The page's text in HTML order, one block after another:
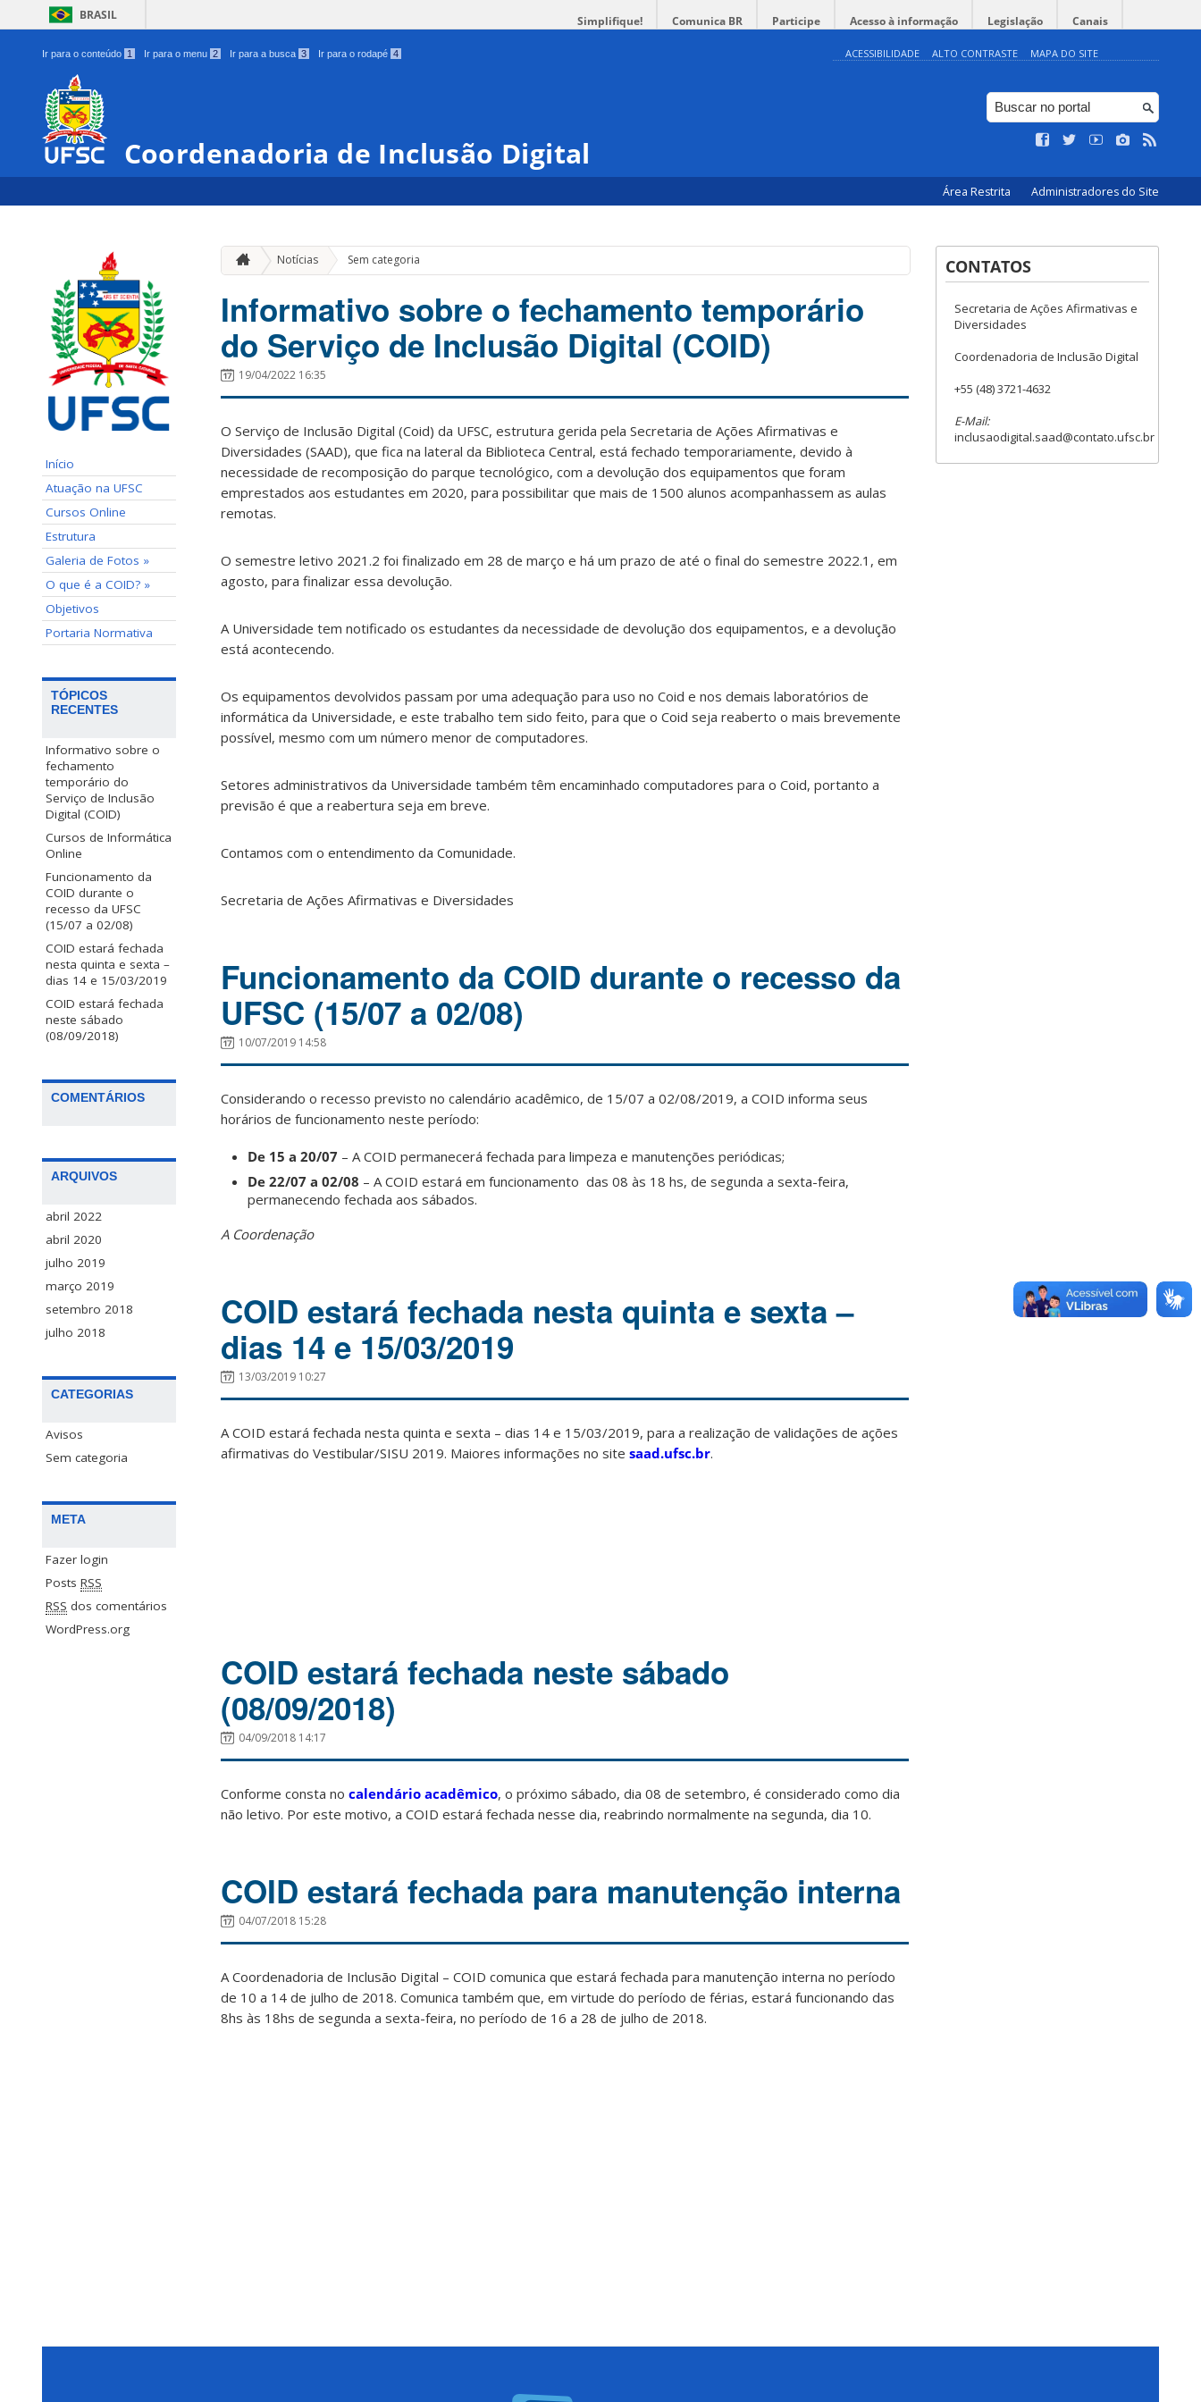
BRASIL Simplifique! Comunica BR Participe Acesso à informação Legislação Canais
Ir para o conteúdo 1 Ir para o menu 2 Ir para a busca 3 Ir para o rodapé 4 ACESSIBILIDADE ALTO CONTRASTE MAPA DO SITE
Coordenadoria de Inclusão Digital
Área Restrita Administradores do Site
Início
Atuação na UFSC
Cursos Online
Estrutura
Galeria de Fotos »
O que é a COID? »
Objetivos
Portaria Normativa
TÓPICOS
RECENTES
Informativo sobre o
fechamento
temporário do
Serviço de Inclusão
Digital (COID)
Cursos de Informática
Online
Funcionamento da
COID durante o
recesso da UFSC
(15/07 a 02/08)
COID estará fechada
nesta quinta e sexta –
dias 14 e 15/03/2019
COID estará fechada
neste sábado
(08/09/2018)
COMENTÁRIOS
ARQUIVOS
abril 2022
abril 2020
julho 2019
março 2019
setembro 2018
julho 2018
CATEGORIAS
Avisos
Sem categoria
META
Fazer login
Posts RSS
RSS dos comentários
WordPress.org
Notícias Sem categoria
Informativo sobre o fechamento temporário
do Serviço de Inclusão Digital (COID)
19/04/2022 16:35
O Serviço de Inclusão Digital (Coid) da UFSC, estrutura gerida pela Secretaria de Ações Afirmativas e
Diversidades (SAAD), que fica na lateral da Biblioteca Central, está fechado temporariamente, devido à
necessidade de recomposição do parque tecnológico, com a devolução dos equipamentos que foram
emprestados aos estudantes em 2020, para possibilitar que mais de 1500 alunos acompanhassem as aulas
remotas.
O semestre letivo 2021.2 foi finalizado em 28 de março e há um prazo de até o final do semestre 2022.1, em
agosto, para finalizar essa devolução.
A Universidade tem notificado os estudantes da necessidade de devolução dos equipamentos, e a devolução
está acontecendo.
Os equipamentos devolvidos passam por uma adequação para uso no Coid e nos demais laboratórios de
informática da Universidade, e este trabalho tem sido feito, para que o Coid seja reaberto o mais brevemente
possível, mesmo com um número menor de computadores.
Setores administrativos da Universidade também têm encaminhado computadores para o Coid, portanto a
previsão é que a reabertura seja em breve.
Contamos com o entendimento da Comunidade.
Secretaria de Ações Afirmativas e Diversidades
Funcionamento da COID durante o recesso da
UFSC (15/07 a 02/08)
10/07/2019 14:58
Considerando o recesso previsto no calendário acadêmico, de 15/07 a 02/08/2019, a COID informa seus
horários de funcionamento neste período:
De 15 a 20/07 – A COID permanecerá fechada para limpeza e manutenções periódicas;
De 22/07 a 02/08 – A COID estará em funcionamento das 08 às 18 hs, de segunda a sexta-feira,
permanecendo fechada aos sábados.
A Coordenação
COID estará fechada nesta quinta e sexta –
dias 14 e 15/03/2019
13/03/2019 10:27
A COID estará fechada nesta quinta e sexta – dias 14 e 15/03/2019, para a realização de validações de ações
afirmativas do Vestibular/SISU 2019. Maiores informações no site saad.ufsc.br.
COID estará fechada neste sábado
(08/09/2018)
04/09/2018 14:17
Conforme consta no calendário acadêmico, o próximo sábado, dia 08 de setembro, é considerado como dia
não letivo. Por este motivo, a COID estará fechada nesse dia, reabrindo normalmente na segunda, dia 10.
COID estará fechada para manutenção interna
04/07/2018 15:28
A Coordenadoria de Inclusão Digital – COID comunica que estará fechada para manutenção interna no período
de 10 a 14 de julho de 2018. Comunica também que, em virtude do período de férias, estará funcionando das
8hs às 18hs de segunda a sexta-feira, no período de 16 a 28 de julho de 2018.
CONTATOS
Secretaria de Ações Afirmativas e
Diversidades
Coordenadoria de Inclusão Digital
+55 (48) 3721-4632
E-Mail:
inclusaodigital.saad@contato.ufsc.br